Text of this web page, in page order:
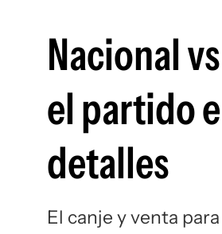
Nacional
el partido
detalles
El canje y venta